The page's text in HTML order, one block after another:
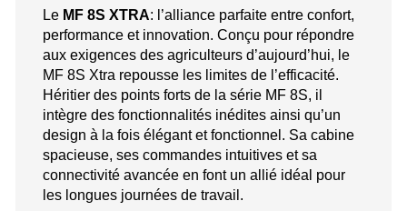
Le MF 8S XTRA: l’alliance parfaite entre confort,
performance et innovation. Conçu pour répondre
aux exigences des agriculteurs d’aujourd’hui, le
MF 8S Xtra repousse les limites de l’efficacité.
Héritier des points forts de la série MF 8S, il
intègre des fonctionnalités inédites ainsi qu’un
design à la fois élégant et fonctionnel. Sa cabine
spacieuse, ses commandes intuitives et sa
connectivité avancée en font un allié idéal pour
les longues journées de travail.